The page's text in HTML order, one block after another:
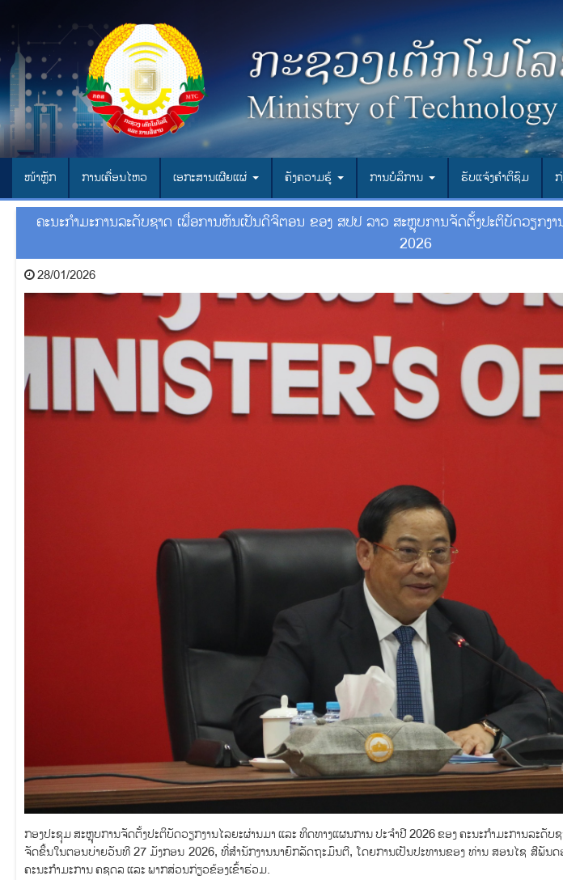
ໜ້າຫຼັກ ການເຄື່ອນໄຫວ ເອ​ກະ​ສານ​ເຜີຍ​ແຜ່ ຄັງຄວາມຮູ້ ການບໍລິການ ຮັບແຈ້ງຄຳຕິຊົມ
ຄະນະກຳມະການລະດັບຊາດ ເພື່ອການຫັນເປັນດິຈິຕອນ ຂອງ ສປປ ລາວ ສະຫຼຸບການຈັດຕັ້ງປະຕິບັດວຽກງ
2026
28/01/2026
ກອງປະຊຸມ ສະຫຼຸບການຈັດຕັ້ງປະຕິບັດວຽກງານໄລຍະຜ່ານມາ ແລະ ທິດທາງແຜນການ ປະຈຳປີ 2026 ຂອງ ຄະນະກຳມະການລະດັ
ຈັດຂຶ້ນໃນຕອນບ່າຍວັນທີ 27 ມັງກອນ 2026, ທີ່ສໍານັກງານນາຍົກລັດຖະມົນຕີ, ໂດຍການເປັນປະທານຂອງ ທ່ານ ສອນໄຊ ສີພັ
ຄະນະກຳມະການ ຄຊດລ ແລະ ພາກສ່ວນກ່ຽວຂ້ອງເຂົ້າຮ່ວມ.